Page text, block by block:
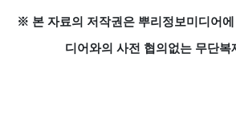
※ 본 자료의 저작권은 뿌리정보미디어에
디어와의 사전 협의없는 무단복